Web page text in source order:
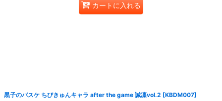
カートに入れる
黒子のバスケ ちびきゅんキャラ after the game 誠凛vol.2 [KBDM007]